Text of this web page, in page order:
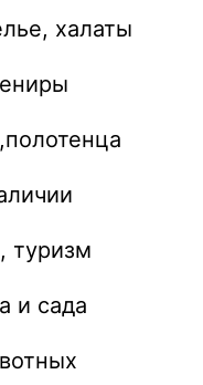
халаты
туризм
и сада